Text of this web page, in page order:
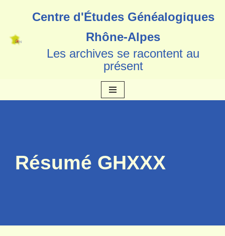
au
Centre d'Études Généalogiques
Rhône-Alpes
Les archives se racontent au
présent
Résumé GHXXX